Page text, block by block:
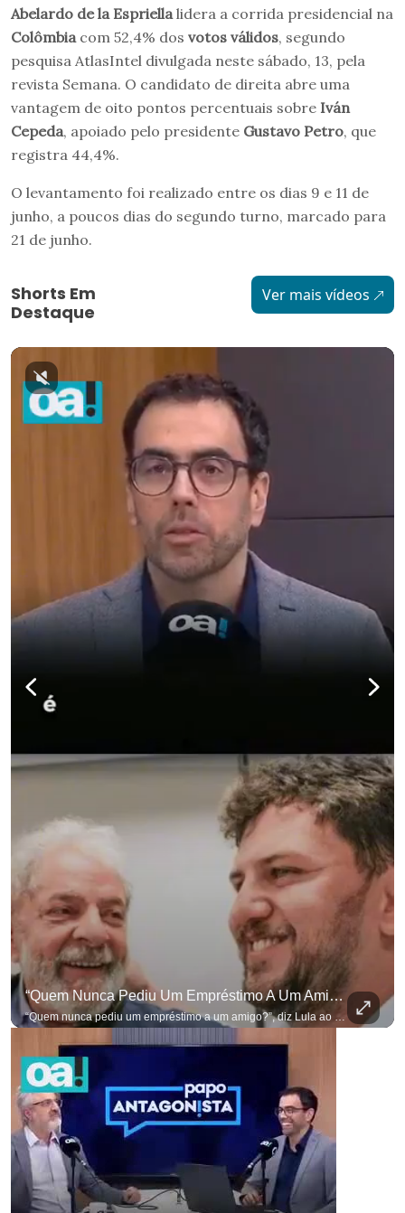
Abelardo de la Espriella lidera a corrida presidencial na
Colômbia com 52,4% dos votos válidos, segundo
pesquisa AtlasIntel divulgada neste sábado, 13, pela
revista Semana. O candidato de direita abre uma
vantagem de oito pontos percentuais sobre Iván
Cepeda, apoiado pelo presidente Gustavo Petro, que
registra 44,4%.
O levantamento foi realizado entre os dias 9 e 11 de
junho, a poucos dias do segundo turno, marcado para
21 de junho.
Shorts Em
Destaque
Ver mais vídeos
“Quem Nunca Pediu Um Empréstimo A Um Amigo?”, Diz Lula Ao Defender Seu Ex-Chefe De Gabinete
“Quem nunca pediu um empréstimo a um amigo?”, diz Lula ao defender seu ex-chefe de gabinete Marcola, que recebeu R$ 249 mil de uma empresa ligada a uma amiga de Lulinha. #OAntagonista Se você busca informação com credibilidade, inscreva-se agora e ative o